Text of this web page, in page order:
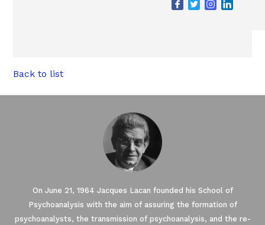
Back to list
On June 21, 1964 Jacques Lacan founded his School of
Psychoanalysis with the aim of assuring the formation of
psychoanalysts, the transmission of psychoanalysis, and the re-